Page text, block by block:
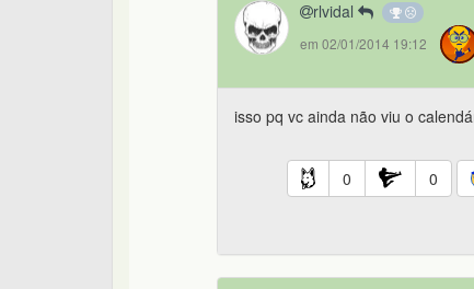
rlvidal
em 02/01/2014 19:12
isso pq vc ainda não viu o
0 0